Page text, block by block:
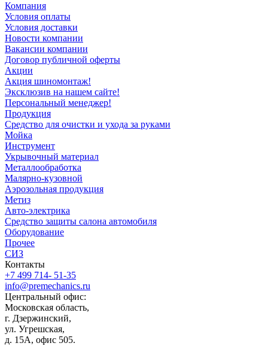
Компания
Условия оплаты
Условия доставки
Новости компании
Вакансии компании
Договор публичной оферты
Акции
Акция шиномонтаж!
Эксклюзив на нашем сайте!
Персональный менеджер!
Продукция
Средство для очистки и ухода за руками
Мойка
Инструмент
Укрывочный материал
Металлообработка
Малярно-кузовной
Аэрозольная продукция
Метиз
Авто-электрика
Средство защиты салона автомобиля
Оборудование
Прочее
СИЗ
Контакты
+7 499 714- 51-35
info@premechanics.ru
Центральный офис:
Московская область,
г. Дзержинский,
ул. Угрешская,
д. 15А, офис 505.